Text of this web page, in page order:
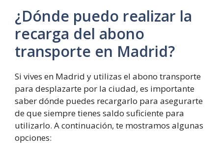
¿Dónde puedo realizar la
recarga del abono
transporte en Madrid?
Si vives en Madrid y utilizas el abono transporte
para desplazarte por la ciudad, es importante
saber dónde puedes recargarlo para asegurarte
de que siempre tienes saldo suficiente para
utilizarlo. A continuación, te mostramos algunas
opciones: